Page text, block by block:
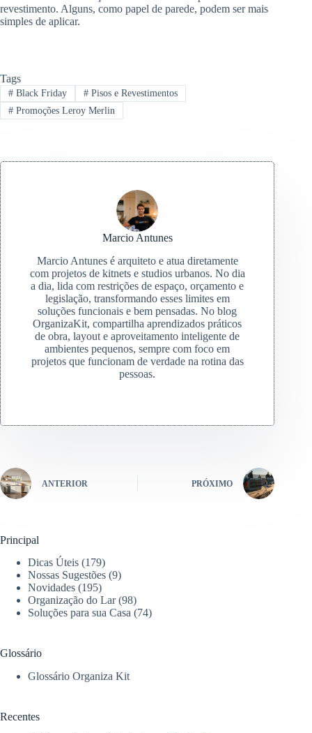
revestimento. Alguns, como papel de parede, podem ser mais
simples de aplicar.
Tags
#Black Friday #Pisos e Revestimentos
#Promoções Leroy Merlin
Marcio Antunes
Marcio Antunes é arquiteto e atua diretamente
com projetos de kitnets e studios urbanos. No dia
a dia, lida com restrições de espaço, orçamento e
legislação, transformando esses limites em
soluções funcionais e bem pensadas. No blog
OrganizaKit, compartilha aprendizados práticos
de obra, layout e aproveitamento inteligente de
ambientes pequenos, sempre com foco em
projetos que funcionam de verdade na rotina das
pessoas.
ANTERIOR PRÓXIMO
Principal
Dicas Úteis (179)
Nossas Sugestões (9)
Novidades (195)
Organização do Lar(98)
Soluções para sua Casa (74)
Glossário
Glossário Organiza Kit
Recentes